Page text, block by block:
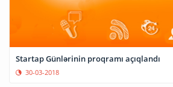
Startap Günlərinin proqramı açıqlandı
30-03-2018